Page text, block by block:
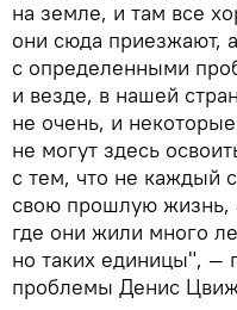
на земле, и там все
они сюда приезжают,
с определенными
и везде, в нашей
не очень, и
не могут здесь
с тем, что не каждый
свою прошлую жизнь,
где они жили много
но таких единицы", —
проблемы Денис